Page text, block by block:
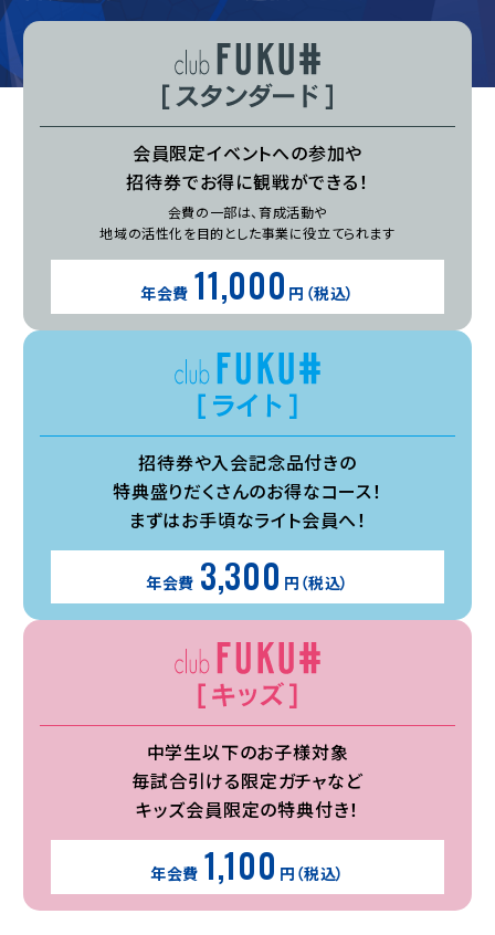
会員限定イベントへの参加や
招待券でお得に観戦ができる！
会費の一部は、育成活動や
地域の活性化を目的とした事業に役立てられます
年会費 11,000 円（税込）
招待券や入会記念品付きの
特典盛りだくさんのお得なコース！
まずはお手頃なライト会員へ！
年会費 3,300 円（税込）
中学生以下のお子様対象
毎試合引ける限定ガチャなど
キッズ会員限定の特典付き！
年会費 1,100 円（税込）